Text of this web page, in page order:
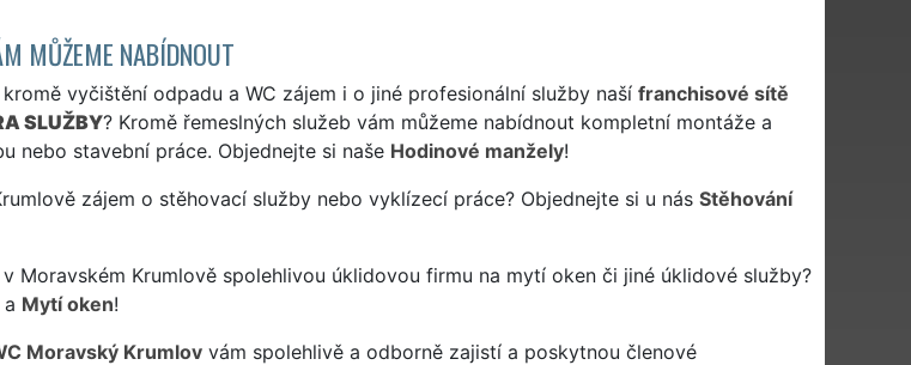
MŮŽEME NABÍDNOUT
vyčištění odpadu a WC zájem i o jiné profesionální služby naší franchisové sítě
SLUŽBY? Kromě řemeslných služeb vám můžeme nabídnout kompletní montáže a
nebo stavební práce. Objednejte si naše Hodinové manžely!
zájem o stěhovací služby nebo vyklízecí práce? Objednejte si u nás Stěhování
Moravském Krumlově spolehlivou úklidovou firmu na mytí oken či jiné úklidové služby?
Mytí oken!
Moravský Krumlovvám spolehlivě a odborně zajistí a poskytnou členové